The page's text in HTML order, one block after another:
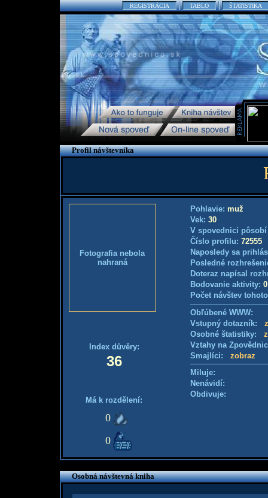
REGISTRÁCIA TABLO ŠTATISTIKA
Profil návštevníka
Fotografia nebola
nahraná
Index důvěry:
36
Má k rozdělení:
0
0
Pohlavie: muž
Vek: 30
V spovednici
Číslo profilu: 72555
Naposledy sa
Posledné
Doteraz napísal
Bodovanie aktivity:
Počet návštev
Obľúbené WWW:
Vstupný dotazník:
Osobné štatistiky:
Vztahy na
Smajlíci: zobraz
Miluje:
Nenávidí:
Obdivuje:
Osobná návštevná kniha